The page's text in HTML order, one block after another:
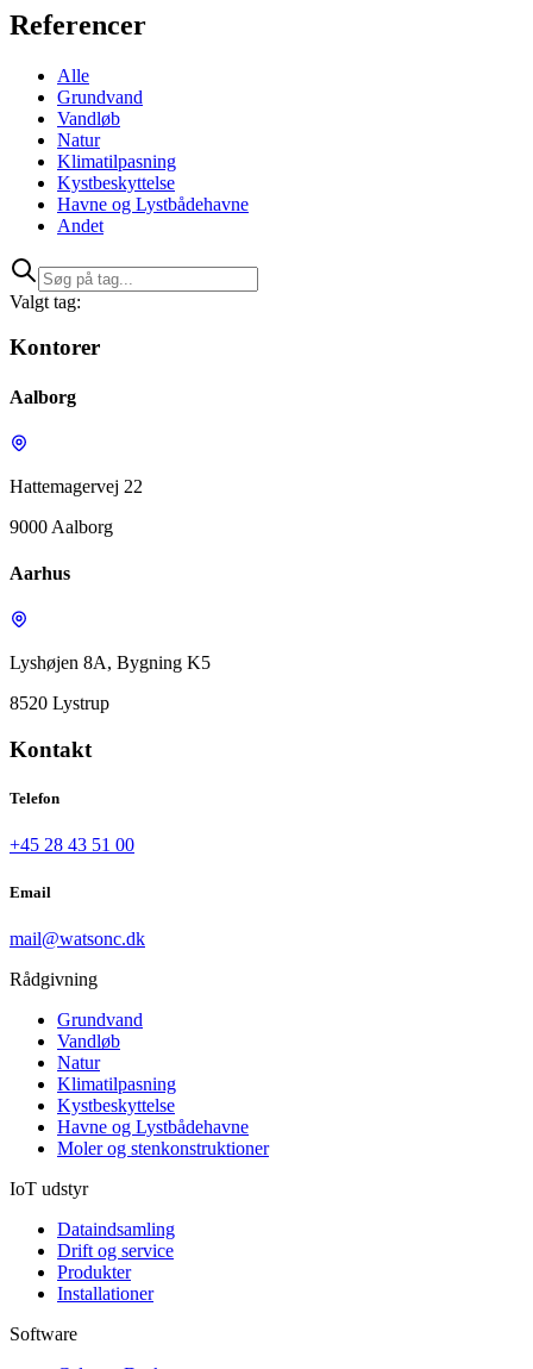
Referencer
Alle
Grundvand
Vandløb
Natur
Klimatilpasning
Kystbeskyttelse
Havne og Lystbådehavne
Andet
Valgt tag:
Kontorer
Aalborg
Hattemagervej 22
9000 Aalborg
Aarhus
Lyshøjen 8A, Bygning K5
8520 Lystrup
Kontakt
Telefon
+45 28 43 51 00
Email
mail@watsonc.dk
Rådgivning
Grundvand
Vandløb
Natur
Klimatilpasning
Kystbeskyttelse
Havne og Lystbådehavne
Moler og stenkonstruktioner
IoT udstyr
Dataindsamling
Drift og service
Produkter
Installationer
Software